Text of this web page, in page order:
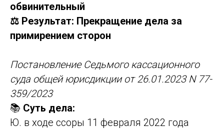
обвинительный
⚖️ Результат: Прекращение дела за
примирением сторон
Постановление Седьмого кассационного
суда общей юрисдикции от 26.01.2023 N 77-
359/2023
📚 Суть дела:
Ю. в ходе ссоры 11 февраля 2022 года